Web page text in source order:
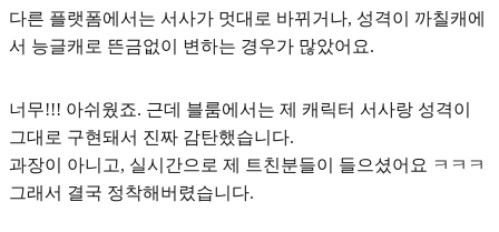
다른 플랫폼에서는 서사가 멋대로 바뀌거나, 성격이 까칠캐에
서 능글캐로 뜬금없이 변하는 경우가 많았어요.
너무!!! 아쉬웠죠. 근데 블룸에서는 제 캐릭터 서사랑 성격이
그대로 구현돼서 진짜 감탄했습니다.
과장이 아니고, 실시간으로 제 트친분들이 들으셨어요 ㅋㅋㅋ
그래서 결국 정착해버렸습니다.